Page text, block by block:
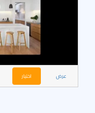
عرض اختيار